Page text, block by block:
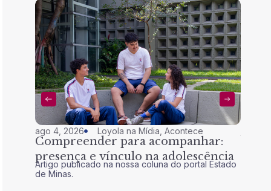
ago 4, 2026 Loyola na Mídia ,Acontece
Compreender para acompanhar:
presença e vínculo na adolescência
Artigo publicado na nossa coluna do portal Estado
de Minas.